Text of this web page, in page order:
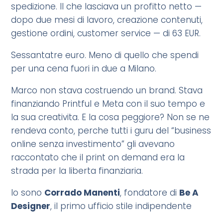
spedizione. Il che lasciava un profitto netto —
dopo due mesi di lavoro, creazione contenuti,
gestione ordini, customer service — di 63 EUR.
Sessantatre euro. Meno di quello che spendi
per una cena fuori in due a Milano.
Marco non stava costruendo un brand. Stava
finanziando Printful e Meta con il suo tempo e
la sua creativita. E la cosa peggiore? Non se ne
rendeva conto, perche tutti i guru del “business
online senza investimento” gli avevano
raccontato che il print on demand era la
strada per la liberta finanziaria.
Io sono Corrado Manenti, fondatore di Be A
Designer, il primo ufficio stile indipendente